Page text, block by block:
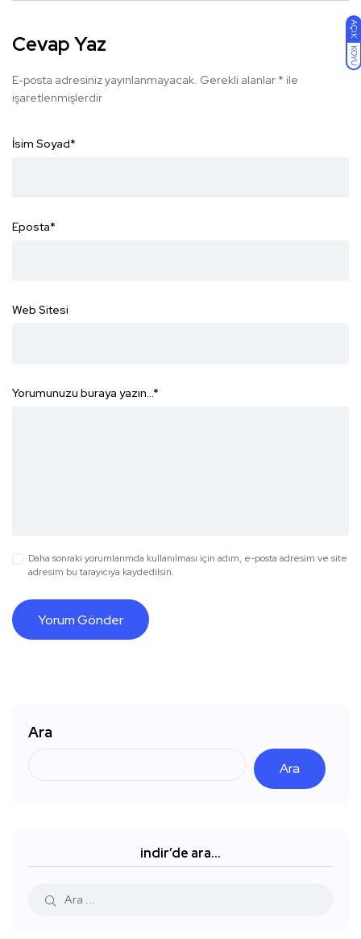
AÇIK
KOYU
Cevap Yaz
E-posta adresiniz yayınlanmayacak. Gerekli alanlar * ile
işaretlenmişlerdir
İsim Soyad*
Eposta*
Web Sitesi
Yorumunuzu buraya yazın...*
Daha sonraki yorumlarımda kullanılması için adım, e-posta adresim ve site
adresim bu tarayıcıya kaydedilsin.
Ara
Ara
indir’de ara…